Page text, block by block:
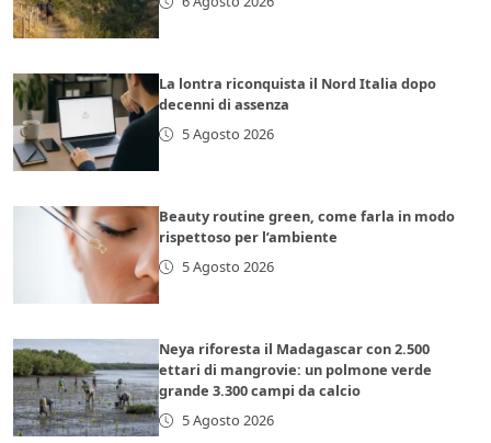
La lontra riconquista il Nord Italia dopo
decenni di assenza
5 Agosto 2026
Beauty routine green, come farla in modo
rispettoso per l’ambiente
5 Agosto 2026
Neya riforesta il Madagascar con 2.500
ettari di mangrovie: un polmone verde
grande 3.300 campi da calcio
5 Agosto 2026